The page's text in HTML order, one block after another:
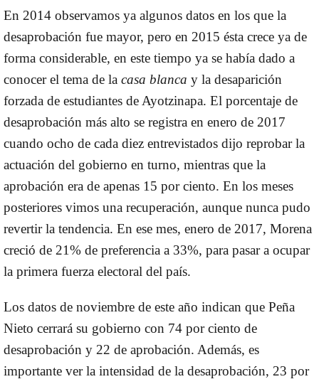
En 2014 observamos ya algunos datos en los que la
desaprobación fue mayor, pero en 2015 ésta crece ya de
forma considerable, en este tiempo ya se había dado a
conocer el tema de la casa blanca y la desaparición
forzada de estudiantes de Ayotzinapa. El porcentaje de
desaprobación más alto se registra en enero de 2017
cuando ocho de cada diez entrevistados dijo reprobar la
actuación del gobierno en turno, mientras que la
aprobación era de apenas 15 por ciento. En los meses
posteriores vimos una recuperación, aunque nunca pudo
revertir la tendencia. En ese mes, enero de 2017, Morena
creció de 21% de preferencia a 33%, para pasar a ocupar
la primera fuerza electoral del país.
Los datos de noviembre de este año indican que Peña
Nieto cerrará su gobierno con 74 por ciento de
desaprobación y 22 de aprobación. Además, es
importante ver la intensidad de la desaprobación, 23 por